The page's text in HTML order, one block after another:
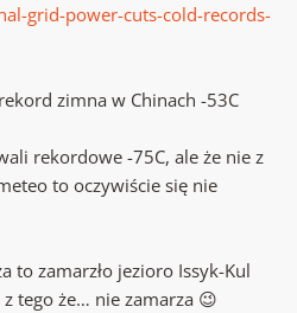
grid-power-cuts-cold-records-
zimna w Chinach -53C
rekordowe -75C, ale że nie z
to oczywiście się nie
to zamarzło jezioro Issyk-Kul
tego że… nie zamarza 😉